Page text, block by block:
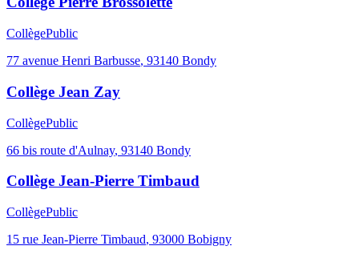
CollègePublic
77 avenue Henri Barbusse, 93140 Bondy
Collège Jean Zay
CollègePublic
66 bis route d'Aulnay, 93140 Bondy
Collège Jean-Pierre Timbaud
CollègePublic
15 rue Jean-Pierre Timbaud, 93000 Bobigny